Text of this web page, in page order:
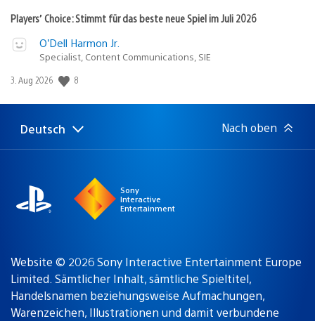
Players’ Choice: Stimmt für das beste neue Spiel im Juli 2026
O’Dell Harmon Jr.
Specialist, Content Communications, SIE
Veröffentlichungsdatum:
3. Aug 2026 8
Select
a
Aktuelle
Region:
Deutsch Nach oben
Sony
Interactive
Entertainment
Website © 2026 Sony Interactive Entertainment Europe
Limited. Sämtlicher Inhalt, sämtliche Spieltitel,
Handelsnamen beziehungsweise Aufmachungen,
Warenzeichen, Illustrationen und damit verbundene